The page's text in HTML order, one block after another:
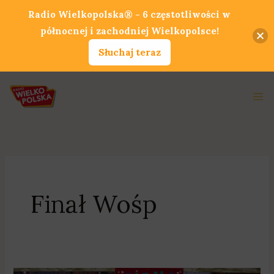
Finał Wośp
Radio Wielkopolska® - 6 częstotliwości w
północnej i zachodniej Wielkopolsce!
Słuchaj teraz